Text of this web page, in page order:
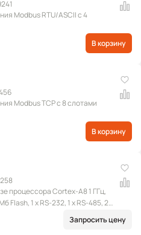
Modbus RTU/ASCII с 4
В корзину
Modbus TCP с 8 слотами
В корзину
процессора Cortex-A8 1 ГГц,
Flash, 1 x RS-232, 1 x RS-485, 2 x
Запросить цену